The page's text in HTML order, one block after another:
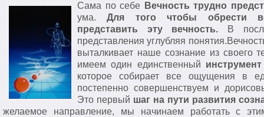
Сама по себе Вечность трудно
ума.Для того чтобы обрести
представить эту вечность. В
представления углубляя
выталкивает наше сознание из своего
имеем один единственный
которое собирает все ощущения в
постепенно совершенствуем и
Это первый шаг на пути развития
желаемое направление, мы начинаем работать с